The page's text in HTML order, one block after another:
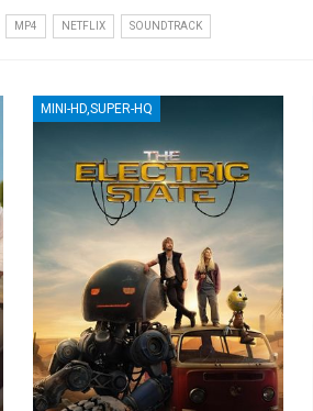
MP4 NETFLIX SOUNDTRACK
MINI-HD,SUPER-HQ